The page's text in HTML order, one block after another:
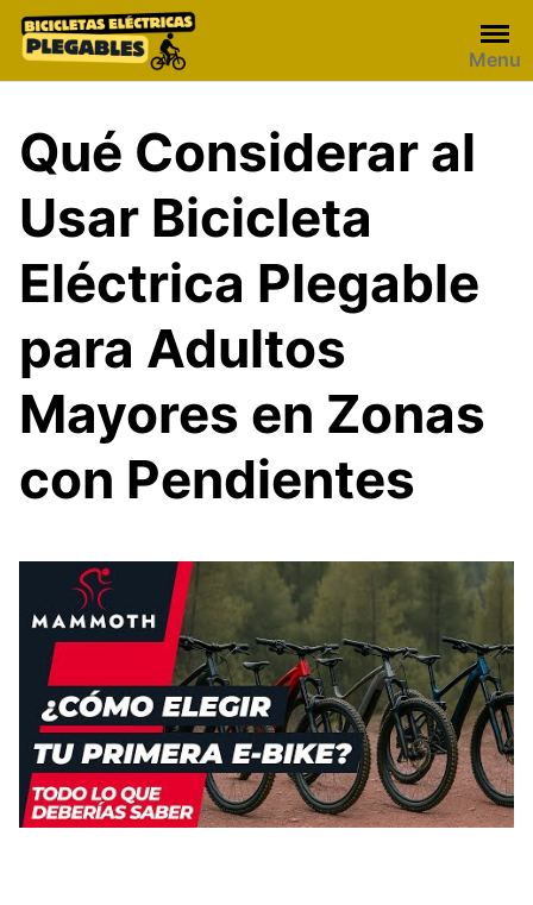
Skip
Menu
Qué Considerar al
Usar Bicicleta
Eléctrica Plegable
para Adultos
Mayores en Zonas
con Pendientes